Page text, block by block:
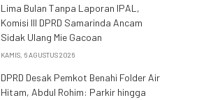
Lima Bulan Tanpa Laporan IPAL,
Komisi III DPRD Samarinda Ancam
Sidak Ulang Mie Gacoan
KAMIS, 6 AGUSTUS 2026
DPRD Desak Pemkot Benahi Folder Air
Hitam, Abdul Rohim: Parkir hingga